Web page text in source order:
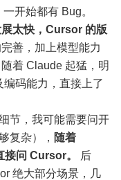
开始都有 Bug。
太快，Cursor 的版
善，加上模型能力
着 Claude 起猛，明
码能力，直接上了
节，我可能需要问开
复杂）， 随着
问 Cursor。
后
绝大部分场景，几